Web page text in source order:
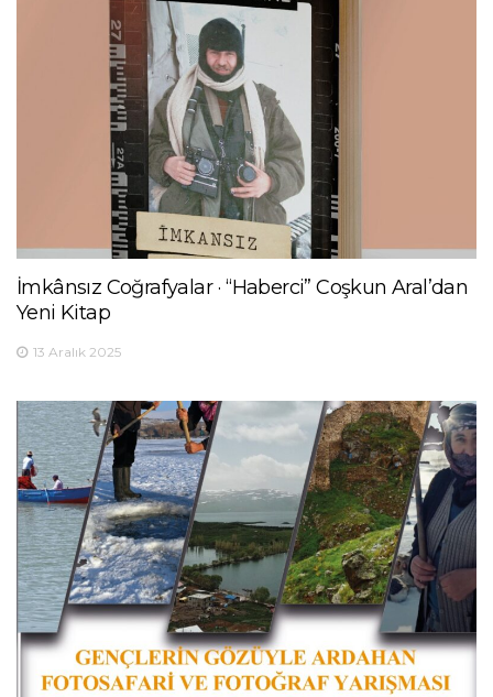
İmkânsız Coğrafyalar · “Haberci” Coşkun Aral’dan
Yeni Kitap
13 Aralık 2025